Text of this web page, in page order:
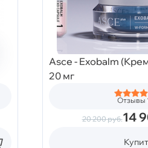
Asce - Exobalm
20 мг
Отзывы
20 200руб.14